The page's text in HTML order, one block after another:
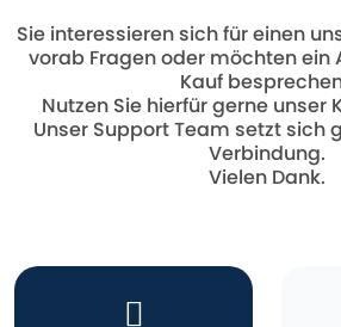
Sie interessieren sich für einen
vorab Fragen oder möchten ein
Kauf
Nutzen Sie hierfür gerne unser
Unser Support Team setzt sich
Verbindung.
Vielen Dank.